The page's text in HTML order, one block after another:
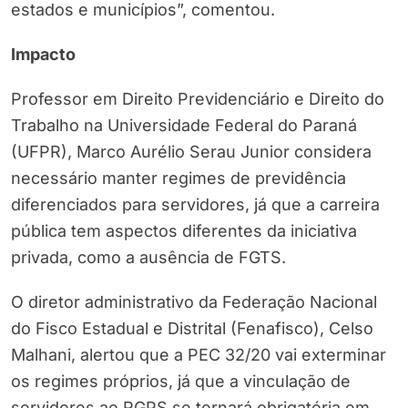
estados e municípios”, comentou.
Impacto
Professor em Direito Previdenciário e Direito do
Trabalho na Universidade Federal do Paraná
(UFPR), Marco Aurélio Serau Junior considera
necessário manter regimes de previdência
diferenciados para servidores, já que a carreira
pública tem aspectos diferentes da iniciativa
privada, como a ausência de FGTS.
O diretor administrativo da Federação Nacional
do Fisco Estadual e Distrital (Fenafisco), Celso
Malhani, alertou que a PEC 32/20 vai exterminar
os regimes próprios, já que a vinculação de